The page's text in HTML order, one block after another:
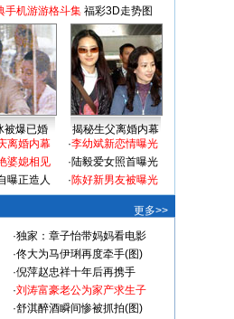
手机游游格斗集 福彩3D走势图
被爆已婚
揭秘生父离婚内幕
离婚内幕
婆媳相见
曝正造人
·李幼斌新恋情曝光
·陆毅爱女照首曝光
·陈好新男友被曝光
更多>>
·独家：章子怡带妈妈看电影
·佟大为马伊琍再度牵手(图)
·倪萍赵忠祥十年后再携手
·刘涛富豪老公为家产求生子
·舒淇醉酒瞬间惨被抓拍(图)